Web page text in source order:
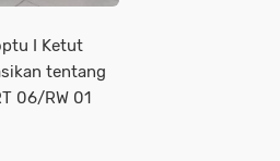
I Ketut
tentang
06/RW 01